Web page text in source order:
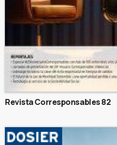
Revista Corresponsables 82